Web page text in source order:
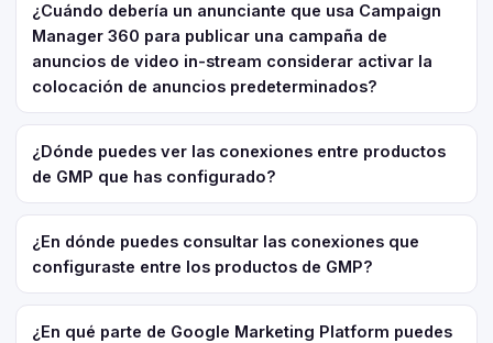
¿Cuándo debería un anunciante que usa Campaign
Manager 360 para publicar una campaña de
anuncios de video in-stream considerar activar la
colocación de anuncios predeterminados?
¿Dónde puedes ver las conexiones entre productos
de GMP que has configurado?
¿En dónde puedes consultar las conexiones que
configuraste entre los productos de GMP?
¿En qué parte de Google Marketing Platform puedes